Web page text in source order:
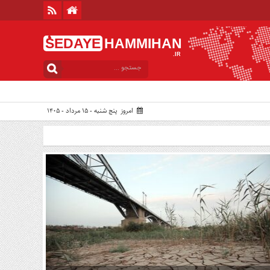
ُSEDAYE HAMMIHAN
.IR
امروز پنج شنبه - ۱۵ مرداد - ۱۴۰۵